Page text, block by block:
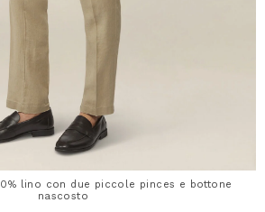
lino con due piccole pinces e bottone
nascosto